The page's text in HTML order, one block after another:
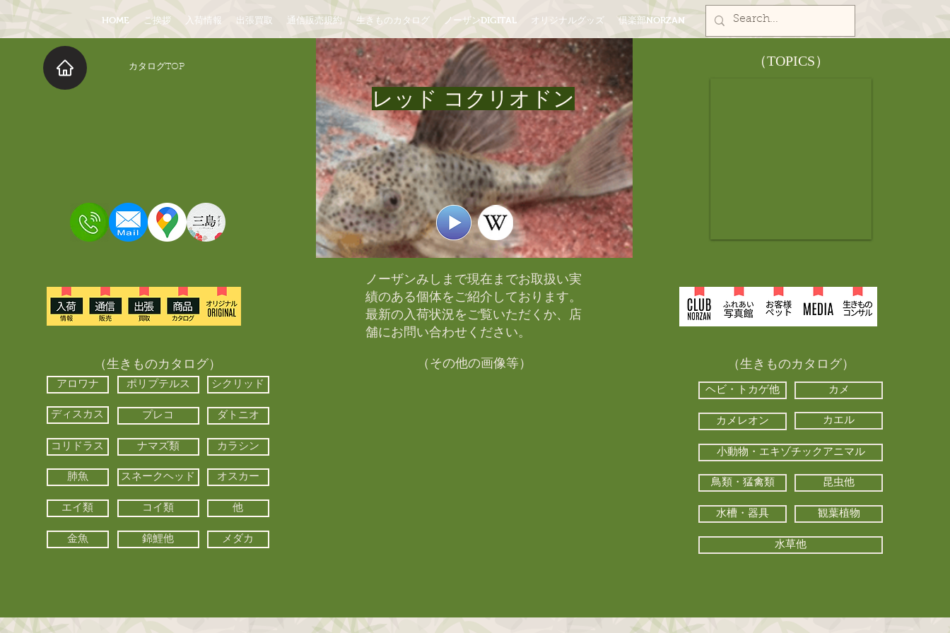
HOME ご挨拶 入荷情報 出張買取 通信販売規約 生きものカタログ ノーザンDIGITAL オリジナルグッズ 倶楽部NORZAN
​カタログTOP
レッド コクリオドン
​（TOPICS）
（生きものカタログ）
アロワナ ポリプテルス シクリッド
ディスカス プレコ ダトニオ
コリドラス ナマズ類 カラシン
肺魚 スネークヘッド オスカー
エイ類 コイ類 他
金魚 錦鯉他 メダカ
ノーザンみしまで現在までお取扱い実
績のある個体をご紹介しております。​
最新の入荷状況をご覧いただくか、店
舗にお問い合わせください。​
（その他の画像等） （生きものカタログ）
ヘビ・トカゲ他 カメ
カメレオン カエル
小動物・エキゾチックアニマル
鳥類・猛禽類 昆虫他
水槽・器具 観葉植物
水草他